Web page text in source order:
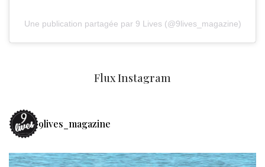
Une publication partagée par 9 Lives (@9lives_magazine)
Flux Instagram
9lives_magazine